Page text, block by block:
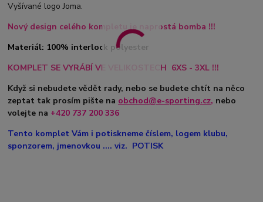
Vyšívané logo Joma.
Nový design celého kompletu je naprostá bomba !!!
Materiál: 100% interlock polyester
KOMPLET SE VYRÁBÍ VE VELIKOSTECH 6XS - 3XL !!!
Když si nebudete vědět rady, nebo se budete chtít na něco
zeptat tak prosím pište na obchod@e-sporting.cz, nebo
volejte na +420 737 200 336
Tento komplet Vám i potiskneme číslem, logem klubu,
sponzorem, jmenovkou .... viz. POTISK